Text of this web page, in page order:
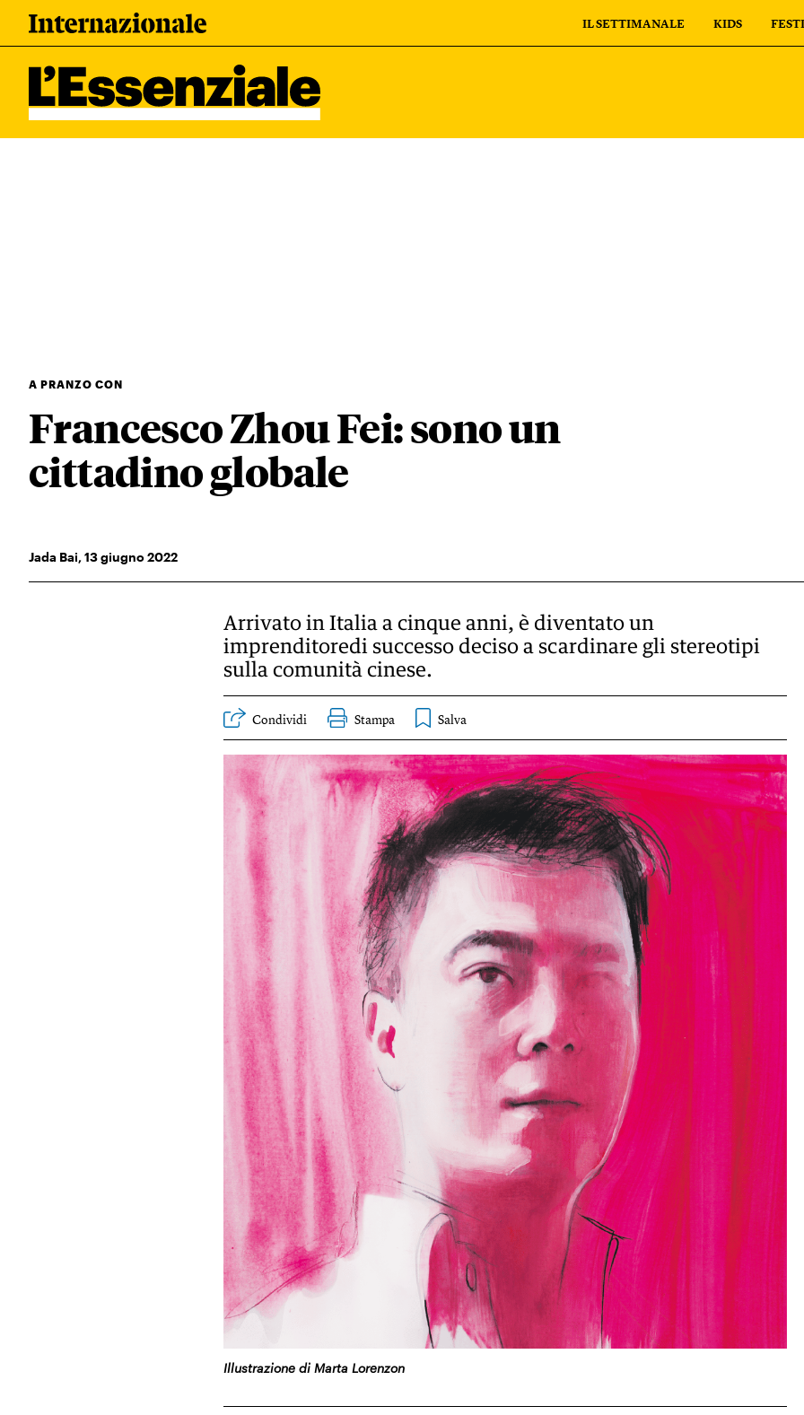
IL SETTIMANALE KIDS
Leggi Internazionale
Newsletter Esci
A PRANZO CON
Francesco Zhou Fei: sono un
cittadino globale
Jada Bai,13giugno 2022
Arrivato in Italia a cinque anni, è diventato un
imprenditoredi successo deciso a scardinare gli stereotipi
sulla comunità cinese.
Condividi Stampa
Illustrazione di Marta Lorenzon